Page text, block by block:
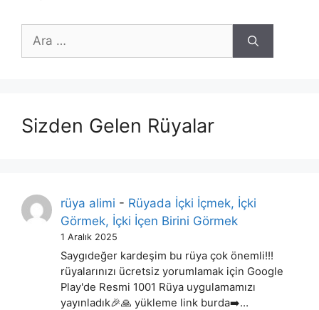
için
Sizden Gelen Rüyalar
rüya alimi - Rüyada İçki İçmek, İçki
Görmek, İçki İçen Birini Görmek
1 Aralık 2025
Saygıdeğer kardeşim bu rüya çok önemli!!!
rüyalarınızı ücretsiz yorumlamak için Google
Play'de Resmi 1001 Rüya uygulamamızı
yayınladık🎉🙏 yükleme link burda➡️…